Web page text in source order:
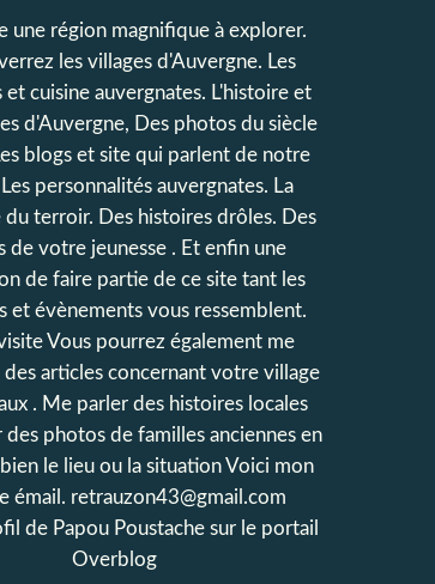
une région magnifique à explorer.
les villages d'Auvergne. Les
cuisine auvergnates. L'histoire et
d'Auvergne, Des photos du siècle
blogs et site qui parlent de notre
personnalités auvergnates. La
du terroir. Des histoires drôles. Des
de votre jeunesse . Et enfin une
de faire partie de ce site tant les
et évènements vous ressemblent.
Vous pourrez également me
articles concernant votre village
. Me parler des histoires locales
des photos de familles anciennes en
le lieu ou la situation Voici mon
émail. retrauzon43@gmail.com
de Papou Poustache sur le portail
Overblog